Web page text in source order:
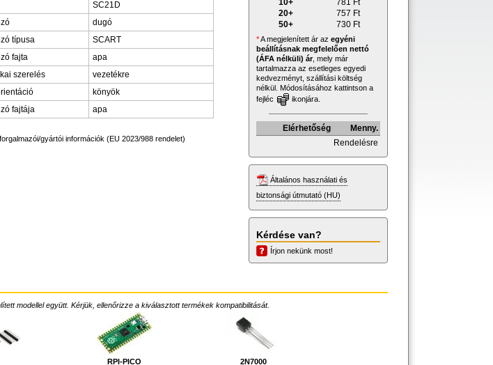
SC21D
dugó
típusa
SCART
fajta
apa
szerelés
vezetékre
könyök
fajtája
apa
gyártói információk (EU 2023/988 rendelet)
20+
757 Ft
50+
730 Ft
*A megjelenített ár az egyéni
beállításnak megfelelően nettó
(ÁFA nélküli) ár, mely már
tartalmazza az esetleges egyedi
kedvezményt, szállítási költség
nélkül. Módosításához kattintson a
fejléc
ikonjára.
Elérhetőség
Menny.
Rendelésre
Általános használati és
biztonsági útmutató (HU)
Kérdése van?
Írjon nekünk most!
modellel együtt. Kérjük, ellenőrizze a kiválasztott termékek kompatibilitását.
RPI-PICO
2N7000